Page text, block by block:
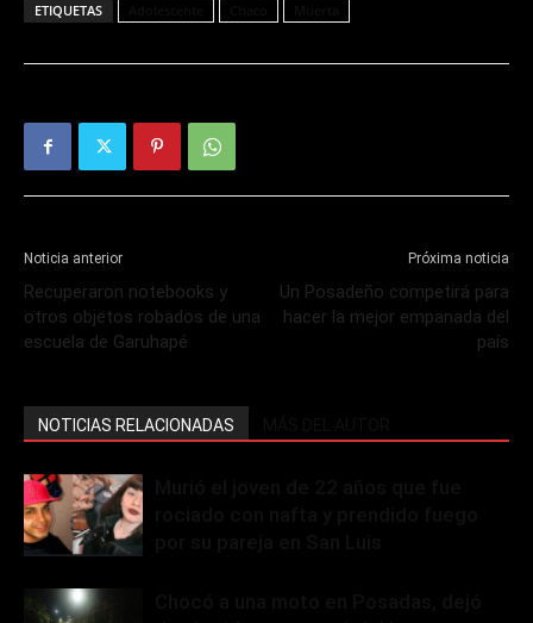
ETIQUETAS
Noticia anterior
Recuperaron notebooks y
otros objetos robados de una
escuela de Garuhapé
Próxima noticia
Un Posadeño competirá para
hacer la mejor empanada del
país
NOTICIAS RELACIONADAS